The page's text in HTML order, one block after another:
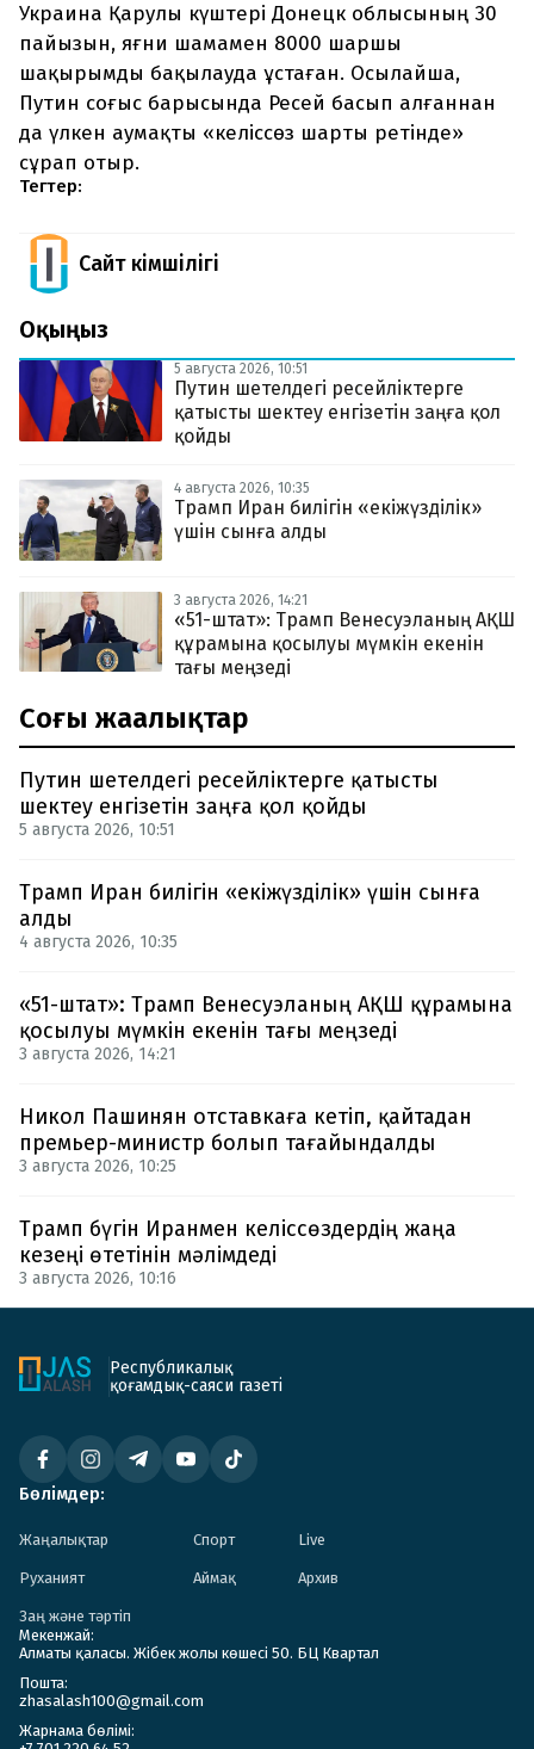
Украина Қарулы күштері Донецк облысының 30
пайызын, яғни шамамен 8000 шаршы
шақырымды бақылауда ұстаған. Осылайша,
Путин соғыс барысында Ресей басып алғаннан
да үлкен аумақты «келіссөз шарты ретінде»
сұрап отыр.
Тегтер:
Сайт Әкімшілігі
Оқыңыз
5 августа 2026, 10:51
Путин шетелдегі ресейліктерге
қатысты шектеу енгізетін заңға қол
қойды
4 августа 2026, 10:35
Трамп Иран билігін «екіжүзділік»
үшін сынға алды
3 августа 2026, 14:21
«51-штат»: Трамп Венесуэланың АҚШ
құрамына қосылуы мүмкін екенін
тағы меңзеді
Соңғы жаңалықтар
Путин шетелдегі ресейліктерге қатысты
шектеу енгізетін заңға қол қойды
5 августа 2026, 10:51
Трамп Иран билігін «екіжүзділік» үшін сынға
алды
4 августа 2026, 10:35
«51-штат»: Трамп Венесуэланың АҚШ құрамына
қосылуы мүмкін екенін тағы меңзеді
3 августа 2026, 14:21
Никол Пашинян отставкаға кетіп, қайтадан
премьер-министр болып тағайындалды
3 августа 2026, 10:25
Трамп бүгін Иранмен келіссөздердің жаңа
кезеңі өтетінін мәлімдеді
3 августа 2026, 10:16
Республикалық
қоғамдық-саяси газеті
Бөлімдер:
Жаңалықтар Спорт Live
Руханият Аймақ Архив
Заң және тәртіп
Мекенжай:
Алматы қаласы. Жібек жолы көшесі 50. БЦ Квартал
Пошта:
zhasalash100@gmail.com
Жарнама бөлімі: